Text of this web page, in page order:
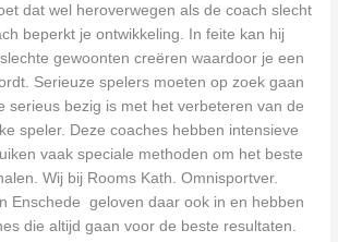
dat wel heroverwegen als de coach slecht
beperkt je ontwikkeling. In feite kan hij
gewoonten creëren waardoor je een
Serieuze spelers moeten op zoek gaan
serieus bezig is met het verbeteren van de
speler. Deze coaches hebben intensieve
vaak speciale methoden om het beste
Wij bij Rooms Kath. Omnisportver.
Enschede geloven daar ook in en hebben
die altijd gaan voor de beste resultaten.